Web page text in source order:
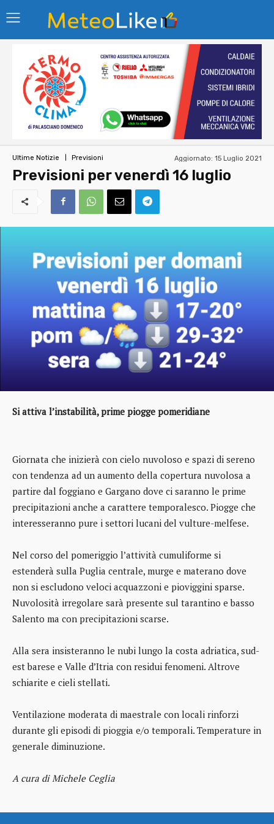
Ultime Notizie Previsioni Aggiornato: 15 Luglio 2021
Previsioni per venerdì 16 luglio
Si attiva l’instabilità, prime piogge pomeridiane
Giornata che inizierà con cielo nuvoloso e spazi di sereno
con tendenza ad un aumento della copertura nuvolosa a
partire dal foggiano e Gargano dove ci saranno le prime
precipitazioni anche a carattere temporalesco. Piogge che
interesseranno pure i settori lucani del vulture-melfese.
Nel corso del pomeriggio l’attività cumuliforme si
estenderà sulla Puglia centrale, murge e materano dove
non si escludono veloci acquazzoni e pioviggini sparse.
Nuvolosità irregolare sarà presente sul tarantino e basso
Salento ma con precipitazioni scarse.
Alla sera insisteranno le nubi lungo la costa adriatica, sud-
est barese e Valle d’Itria con residui fenomeni. Altrove
schiarite e cieli stellati.
Ventilazione moderata di maestrale con locali rinforzi
durante gli episodi di pioggia e/o temporali. Temperature in
generale diminuzione.
A cura di Michele Ceglia